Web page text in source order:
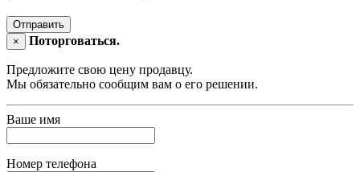
Отправить
×
Поторговаться.
Предложите свою цену продавцу.
Мы обязательно сообщим вам о его решении.
Ваше имя
Номер телефона